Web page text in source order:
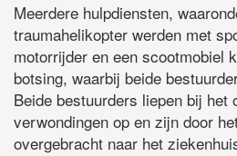
Meerdere hulpdiensten,
traumahelikopter werden met
motorrijder en een scootmobiel
botsing, waarbij beide
Beide bestuurders liepen bij het
verwondingen op en zijn door
overgebracht naar het